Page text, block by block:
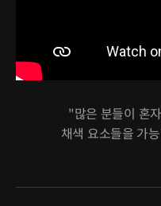
"많은 분들이 혼
채색 요소들을 가